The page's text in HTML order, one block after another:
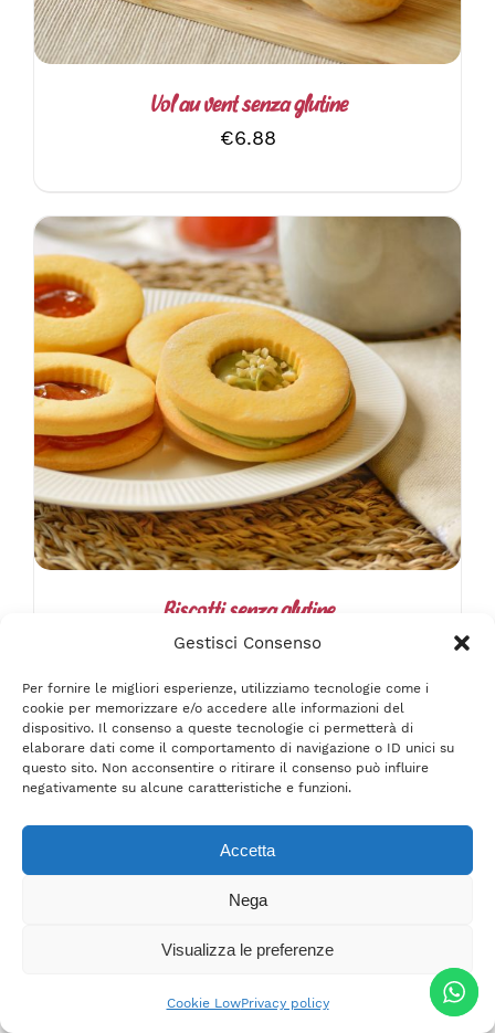
Gestisci Consenso
Per fornire le migliori esperienze, utilizziamo tecnologie come i
cookie per memorizzare e/o accedere alle informazioni del
dispositivo. Il consenso a queste tecnologie ci permetterà di
elaborare dati come il comportamento di navigazione o ID unici su
questo sito. Non acconsentire o ritirare il consenso può influire
negativamente su alcune caratteristiche e funzioni.
Accetta
Nega
Visualizza le preferenze
Cookie LowPrivacy policy
Vol au vent senza glutine
€6.88
SCEGLI QUESTO
PRODOTTO
HA
PIÙ
VARIANTI.
LE
OPZIONI
POSSONO
SCELTE
PAGINA
PRODOTTO
/ DETTAGLI
Biscotti senza glutine
€2.92
QUESTO
HA
VARIANTI.
LE
/ DETTAGLI